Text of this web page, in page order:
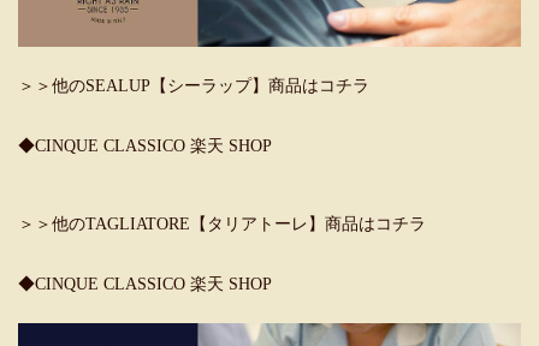
＞＞他のSEALUP【シーラップ】商品はコチラ
◆CINQUE CLASSICO 楽天 SHOP
＞＞他のTAGLIATORE【タリアトーレ】商品はコチラ
◆CINQUE CLASSICO 楽天 SHOP